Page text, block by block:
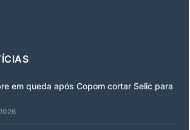
em queda após Copom cortar Selic para